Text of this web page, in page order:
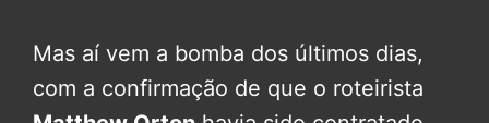
Mas aí vem a bomba dos últimos dias,
com a confirmação de que o roteirista